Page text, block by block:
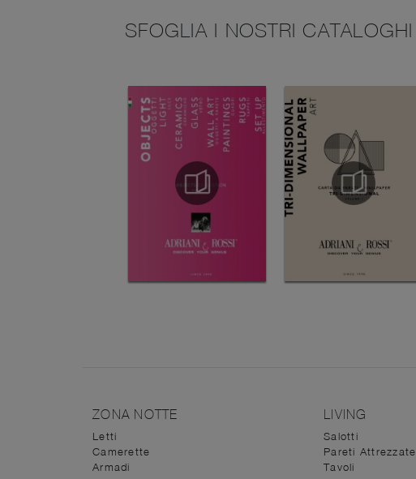
SFOGLIA I NOSTRI CATALOGHI
ZONA NOTTE
Letti
Camerette
Armadi
LIVING
Salotti
Pareti Attrezzate
Tavoli